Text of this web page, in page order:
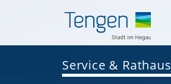
Service & Rathaus